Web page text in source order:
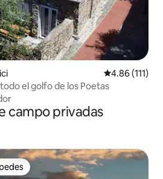
Calificación
4.86 (111)
el golfo de los Poetas
campo privadas
entre huéspedes